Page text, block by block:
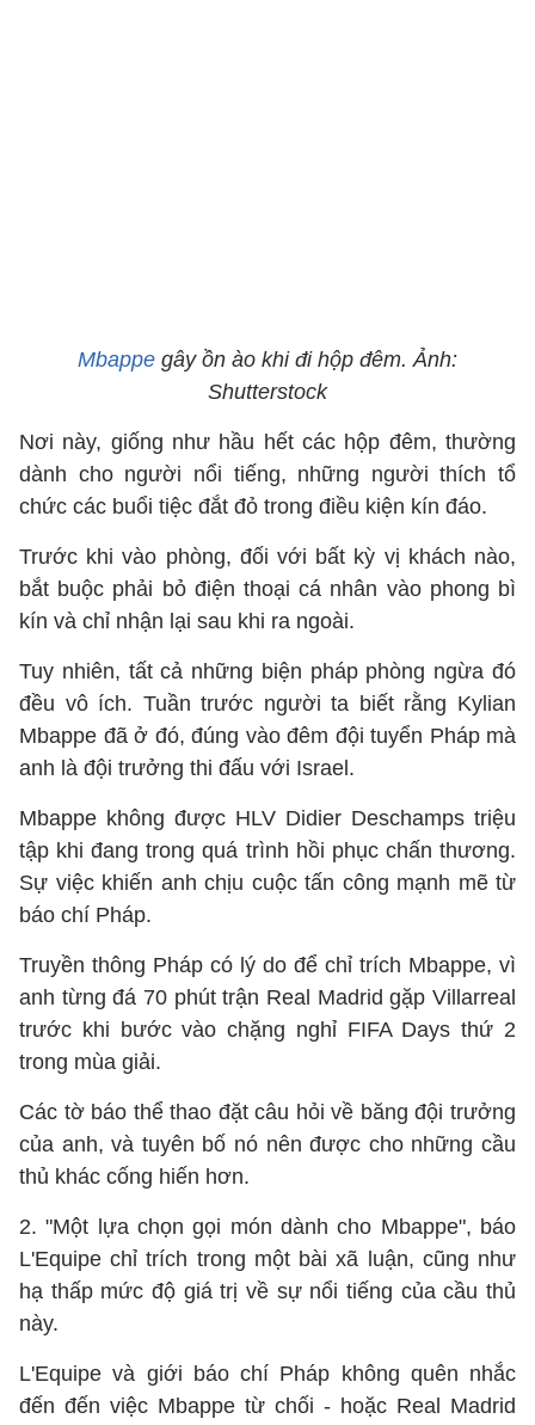
Mbappe gây ồn ào khi đi hộp đêm. Ảnh:
Shutterstock
Nơi này, giống như hầu hết các hộp đêm, thường
dành cho người nổi tiếng, những người thích tổ
chức các buổi tiệc đắt đỏ trong điều kiện kín đáo.
Trước khi vào phòng, đối với bất kỳ vị khách nào,
bắt buộc phải bỏ điện thoại cá nhân vào phong bì
kín và chỉ nhận lại sau khi ra ngoài.
Tuy nhiên, tất cả những biện pháp phòng ngừa đó
đều vô ích. Tuần trước người ta biết rằng Kylian
Mbappe đã ở đó, đúng vào đêm đội tuyển Pháp mà
anh là đội trưởng thi đấu với Israel.
Mbappe không được HLV Didier Deschamps triệu
tập khi đang trong quá trình hồi phục chấn thương.
Sự việc khiến anh chịu cuộc tấn công mạnh mẽ từ
báo chí Pháp.
Truyền thông Pháp có lý do để chỉ trích Mbappe, vì
anh từng đá 70 phút trận Real Madrid gặp Villarreal
trước khi bước vào chặng nghỉ FIFA Days thứ 2
trong mùa giải.
Các tờ báo thể thao đặt câu hỏi về băng đội trưởng
của anh, và tuyên bố nó nên được cho những cầu
thủ khác cống hiến hơn.
2. "Một lựa chọn gọi món dành cho Mbappe", báo
L'Equipe chỉ trích trong một bài xã luận, cũng như
hạ thấp mức độ giá trị về sự nổi tiếng của cầu thủ
này.
L'Equipe và giới báo chí Pháp không quên nhắc
đến đến việc Mbappe từ chối - hoặc Real Madrid